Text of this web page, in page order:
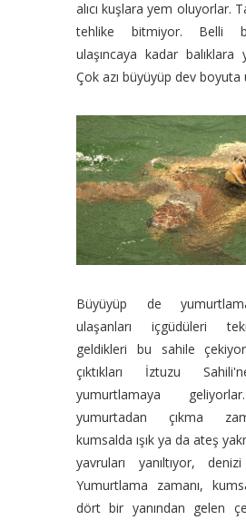
alıcı kuşlara yem oluyorlar.
tehlike bitmiyor. Belli
ulaşıncaya kadar balıklara
Çok azı büyüyüp dev boyuta
Büyüyüp de
ulaşanları içgüdüleri
geldikleri bu sahile
çıktıkları İztuzu
yumurtlamaya
yumurtadan çıkma
kumsalda ışık ya da ateş
yavruları yanıltıyor,
Yumurtlama zamanı,
dört bir yanından gelen